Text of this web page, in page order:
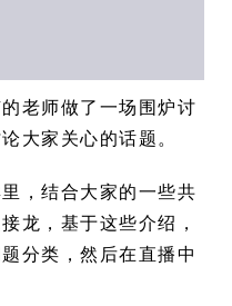
老师做了一场围炉讨
大家关心的话题。
，结合大家的一些共
龙，基于这些介绍，
分类，然后在直播中